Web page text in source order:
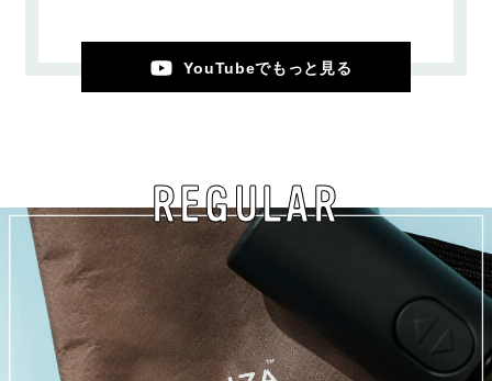
YouTubeでもっと見る
REGULAR